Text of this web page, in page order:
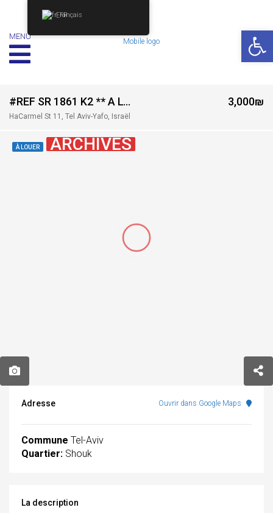
MENU
#REF SR 1861 K2 ** A LOUER – STUDIO MEUBLE – SHUK HACARMEL – TEL AVIV ***
HaCarmel St 11, Tel Aviv-Yafo, Israël
3,000₪
À LOUER ARCHIVES
Adresse Ouvrir dans Google Maps
Commune Tel-Aviv
Quartier: Shouk
La description
Français